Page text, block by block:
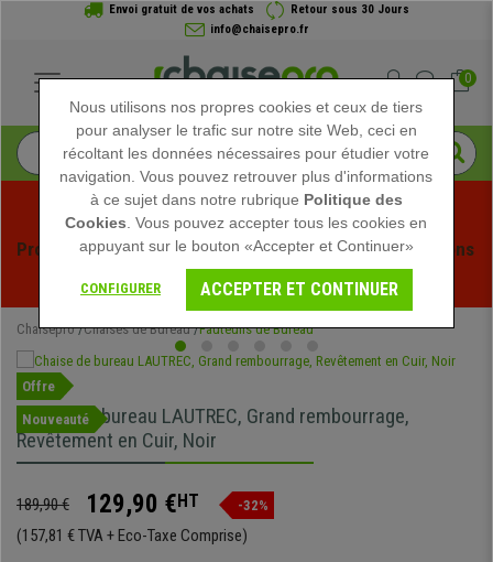
Envoi gratuit de vos achats
Retour sous 30 Jours
info@chaisepro.fr
0
Profitez des soldes d'été chez Chaisepro ! Des réductions
exclusives pour une durée limitée - Voir l'offre
Chaisepro Chaises de Bureau Fauteuils de Bureau
Offre
Nouveauté
Chaise de bureau LAUTREC, Grand rembourrage,
Revêtement en Cuir, Noir
189,90 € 129,90 €HT -32%
(157,81 € TVA + Eco-Taxe Comprise)
Nous utilisons nos propres cookies et ceux de tiers
pour analyser le trafic sur notre site Web, ceci en
récoltant les données nécessaires pour étudier votre
navigation. Vous pouvez retrouver plus d'informations
à ce sujet dans notre rubrique Politique des
Cookies . Vous pouvez accepter tous les cookies en
appuyant sur le bouton «Accepter et Continuer»
CONFIGURER ACCEPTER ET CONTINUER